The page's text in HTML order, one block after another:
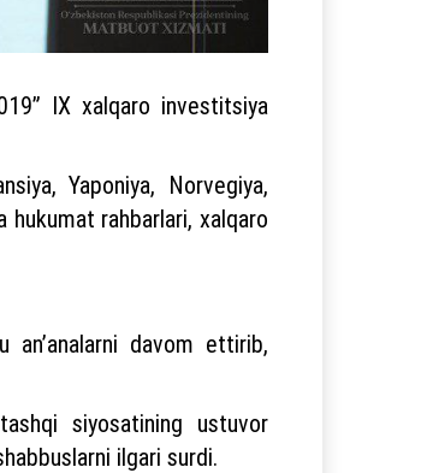
IX xalqaro investitsiya
Yaponiya, Norvegiya,
hukumat rahbarlari, xalqaro
davom ettirib,
siyosatining ustuvor
ilgari surdi.